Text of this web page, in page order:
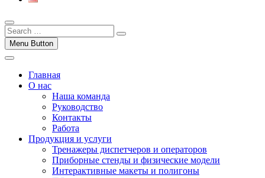
Menu Button
Главная
О нас
Наша команда
Руководство
Контакты
Работа
Продукция и услуги
Тренажеры диспетчеров и операторов
Приборные стенды и физические модели
Интерактивные макеты и полигоны